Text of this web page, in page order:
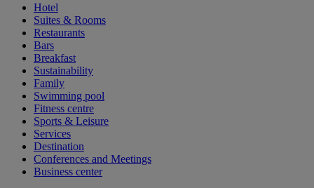
Hotel
Suites & Rooms
Restaurants
Bars
Breakfast
Sustainability
Family
Swimming pool
Fitness centre
Sports & Leisure
Services
Destination
Conferences and Meetings
Business center